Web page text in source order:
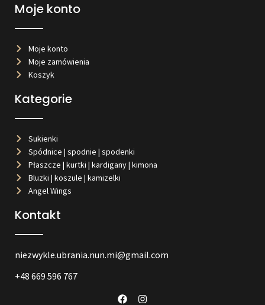
Moje konto
Moje konto
Moje zamówienia
Koszyk
Kategorie
Sukienki
Spódnice | spodnie | spodenki
Płaszcze | kurtki | kardigany | kimona
Bluzki | koszule | kamizelki
Angel Wings
Kontakt
niezwykle.ubrania.nun.mi@gmail.com
+48 669 596 767